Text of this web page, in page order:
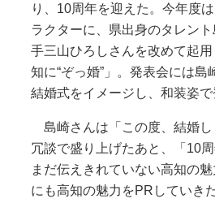
り、10周年を迎えた。今年度
ラクターに、県出身のタレン
手三山ひろしさんを改めて起
知に“ぞっ婚”」。発表会には島
結婚式をイメージし、和装姿で
島崎さんは「この度、結婚し
冗談で盛り上げたあと、「10
まだ伝えきれていない高知の
にも高知の魅力をPRしていき